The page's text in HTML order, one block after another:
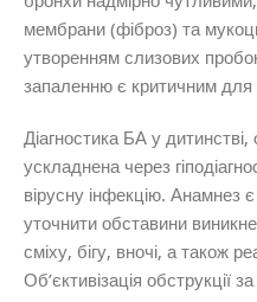
мембрани (фіброз) та
утворенням слизових
запаленню є критичним
Діагностика БА у
ускладнена через
вірусну інфекцію. Анамнез
уточнити обставини
сміху, бігу, вночі, а також
Об’єктивізація обструкції